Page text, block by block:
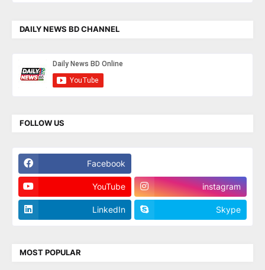
DAILY NEWS BD CHANNEL
FOLLOW US
Facebook
YouTube instagram
LinkedIn Skype
MOST POPULAR